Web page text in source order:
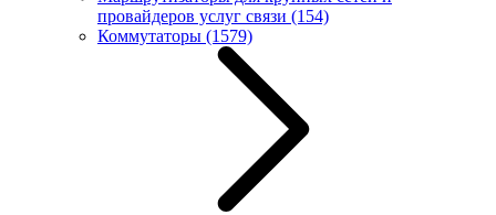
провайдеров услуг связи (154)
Коммутаторы (1579)